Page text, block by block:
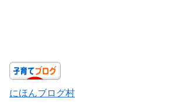
にほんブログ村